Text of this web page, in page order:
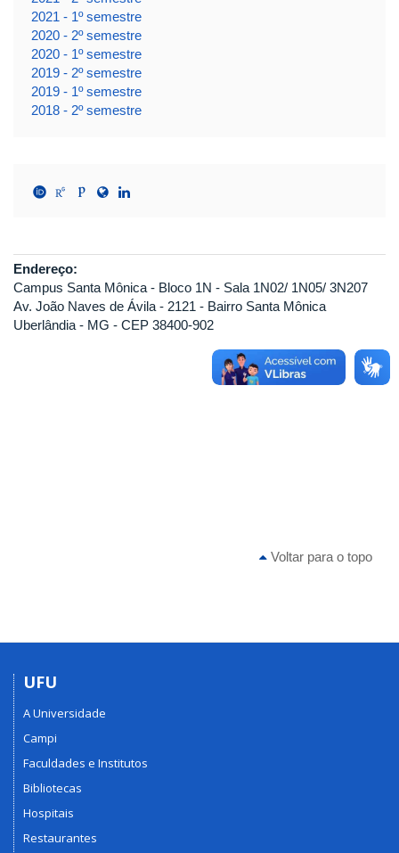
2021 - 1º semestre
2020 - 2º semestre
2020 - 1º semestre
2019 - 2º semestre
2019 - 1º semestre
2018 - 2º semestre
Endereço:
Campus Santa Mônica - Bloco 1N - Sala 1N02/ 1N05/ 3N207
Av. João Naves de Ávila - 2121 - Bairro Santa Mônica
Uberlândia - MG - CEP 38400-902
Voltar para o topo
UFU
A Universidade
Campi
Faculdades e Institutos
Bibliotecas
Hospitais
Restaurantes